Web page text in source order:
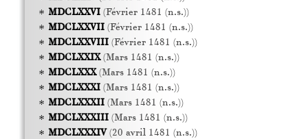
MDCLXXVI(Février 1481 (n.s.))
MDCLXXVII(Février 1481 (n.s.))
MDCLXXVIII(Février 1481 (n.s.))
MDCLXXIX(Mars 1481 (n.s.))
MDCLXXX(Mars 1481 (n.s.))
MDCLXXXI(Mars 1481 (n.s.))
MDCLXXXII(Mars 1481 (n.s.))
MDCLXXXIII(Mars 1481 (n.s.))
MDCLXXXIV(20 avril 1481 (n.s.))